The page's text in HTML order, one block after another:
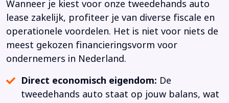
Wanneer je kiest voor onze tweedehands auto
lease zakelijk, profiteer je van diverse fiscale en
operationele voordelen. Het is niet voor niets de
meest gekozen financieringsvorm voor
ondernemers in Nederland.
Direct economisch eigendom: De
tweedehands auto staat op jouw balans, wat